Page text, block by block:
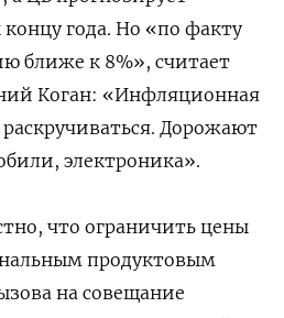
концу года. Но «по факту
ближе к 8%», считает
Коган: «Инфляционная
Дорожают
электроника».
что ограничить цены
продуктовым
на совещание